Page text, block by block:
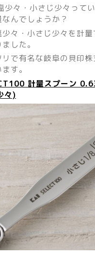
少々・小さじ少々って
なんでしょうか？
少々・小さじ少々を計
した。
リで有名な岐阜の貝印
す。
計量スプーン
々)